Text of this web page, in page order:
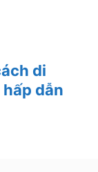
di
dẫn